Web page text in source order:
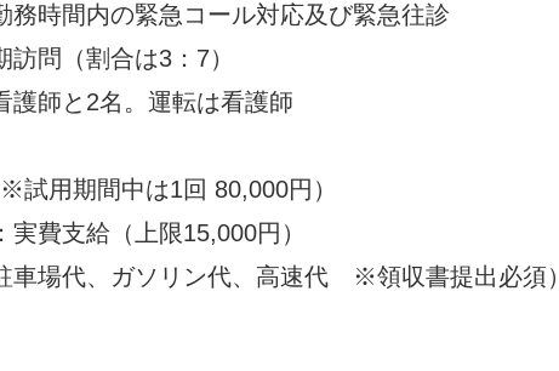
務時間内の緊急コール対応及び緊急往診
問（割合は3：7）
師と2名。運転は看護師
試用期間中は1回 80,000円）
費支給（上限15,000円）
車場代、ガソリン代、高速代 ※領収書提出必須）